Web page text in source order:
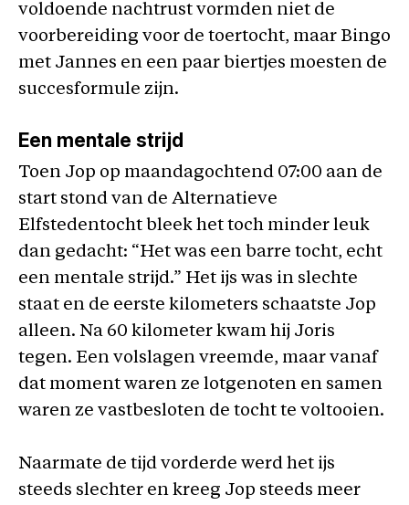
voldoende nachtrust vormden niet de
voorbereiding voor de toertocht, maar Bingo
met Jannes en een paar biertjes moesten de
succesformule zijn.
Een mentale strijd
Toen Jop op maandagochtend 07:00 aan de
start stond van de Alternatieve
Elfstedentocht bleek het toch minder leuk
dan gedacht: “Het was een barre tocht, echt
een mentale strijd.” Het ijs was in slechte
staat en de eerste kilometers schaatste Jop
alleen. Na 60 kilometer kwam hij Joris
tegen. Een volslagen vreemde, maar vanaf
dat moment waren ze lotgenoten en samen
waren ze vastbesloten de tocht te voltooien.
Naarmate de tijd vorderde werd het ijs
steeds slechter en kreeg Jop steeds meer